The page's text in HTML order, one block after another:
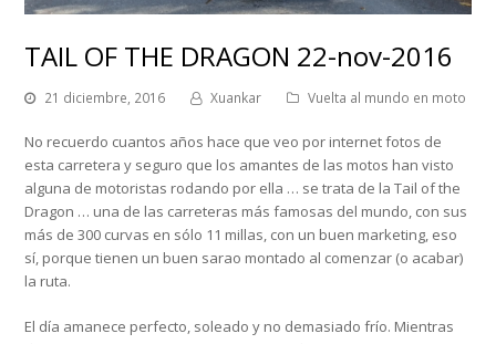
TAIL OF THE DRAGON 22-nov-2016
21 diciembre, 2016 Xuankar Vuelta al mundo en moto
No recuerdo cuantos años hace que veo por internet fotos de
esta carretera y seguro que los amantes de las motos han visto
alguna de motoristas rodando por ella … se trata de la Tail of the
Dragon … una de las carreteras más famosas del mundo, con sus
más de 300 curvas en sólo 11 millas, con un buen marketing, eso
sí, porque tienen un buen sarao montado al comenzar (o acabar)
la ruta.
El día amanece perfecto, soleado y no demasiado frío. Mientras